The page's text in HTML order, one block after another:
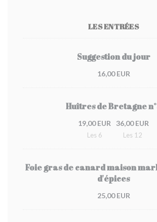
LES ENTRÉES
Suggestion du jour
16,00 EUR
Huîtres de Bretagne
19,00 EUR
Les 6
36,00 EUR
Les 12
Foie gras de canard maison
d'épices
25,00 EUR